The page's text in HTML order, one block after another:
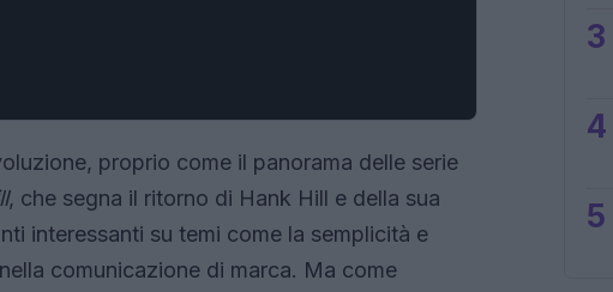
proprio come il panorama delle serie
, che segna il ritorno di Hank Hill e della sua
interessanti su temi come la semplicità e
comunicazione di marca. Ma come
3
4
5